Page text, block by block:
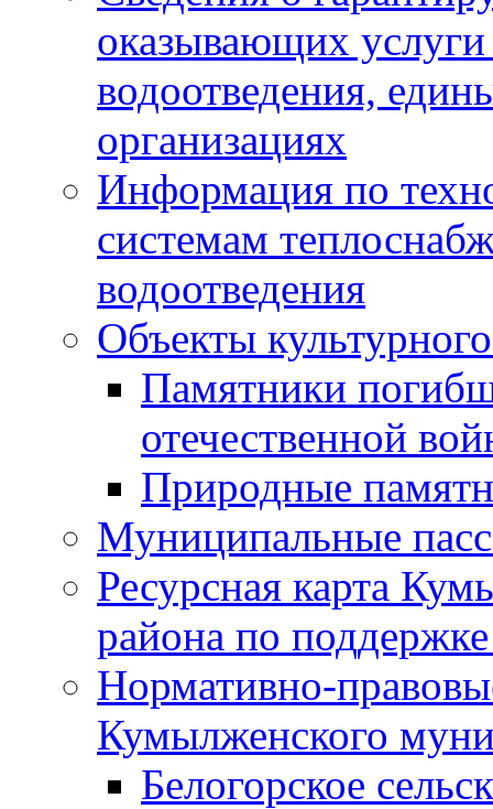
оказывающих
водоотведения,
организациях
Информация по
системам
водоотведения
Объекты
Памятники
отечественной
Природные
Муниципальные
Ресурсная карта
района по
Нормативно-
Кумылженского
Белогорское